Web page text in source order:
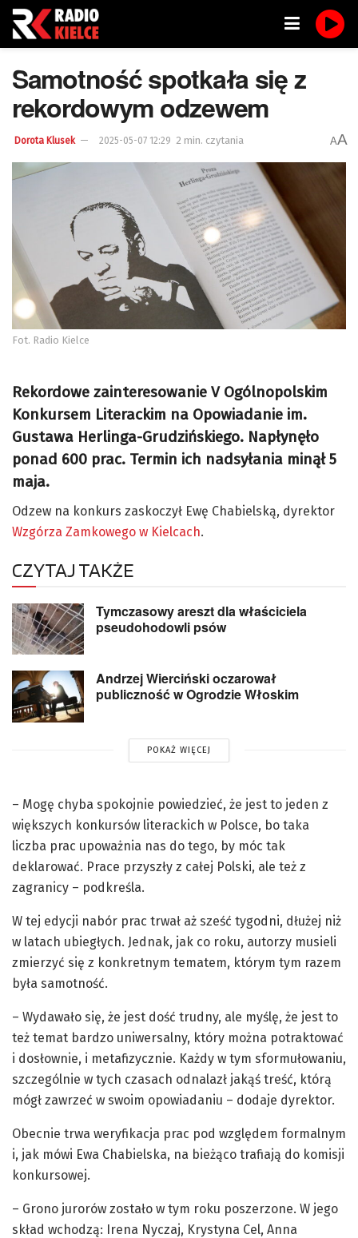
Samotność spotkała się z
rekordowym odzewem
Dorota Klusek 2025-05-07 12:29 2 min. czytania AA
Fot. Radio Kielce
Rekordowe zainteresowanie V Ogólnopolskim
Konkursem Literackim na Opowiadanie im.
Gustawa Herlinga-Grudzińskiego. Napłynęło
ponad 600 prac. Termin ich nadsyłania minął 5
maja.
Odzew na konkurs zaskoczył Ewę Chabielską, dyrektor
Wzgórza Zamkowego w Kielcach.
CZYTAJ TAKŻE
Tymczasowy areszt dla właściciela
pseudohodowli psów
Andrzej Wierciński oczarował
publiczność w Ogrodzie Włoskim
POKAŻ WIĘCEJ
– Mogę chyba spokojnie powiedzieć, że jest to jeden z
większych konkursów literackich w Polsce, bo taka
liczba prac upoważnia nas do tego, by móc tak
deklarować. Prace przyszły z całej Polski, ale też z
zagranicy – podkreśla.
W tej edycji nabór prac trwał aż sześć tygodni, dłużej niż
w latach ubiegłych. Jednak, jak co roku, autorzy musieli
zmierzyć się z konkretnym tematem, którym tym razem
była samotność.
– Wydawało się, że jest dość trudny, ale myślę, że jest to
też temat bardzo uniwersalny, który można potraktować
i dosłownie, i metafizycznie. Każdy w tym sformułowaniu,
szczególnie w tych czasach odnalazł jakąś treść, którą
mógł zawrzeć w swoim opowiadaniu – dodaje dyrektor.
Obecnie trwa weryfikacja prac pod względem formalnym
i, jak mówi Ewa Chabielska, na bieżąco trafiają do komisji
konkursowej.
– Grono jurorów zostało w tym roku poszerzone. W jego
skład wchodzą: Irena Nyczaj, Krystyna Cel, Anna